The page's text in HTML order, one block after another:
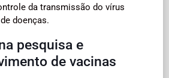
da transmissão do vírus
doenças.
pesquisa e
de vacinas